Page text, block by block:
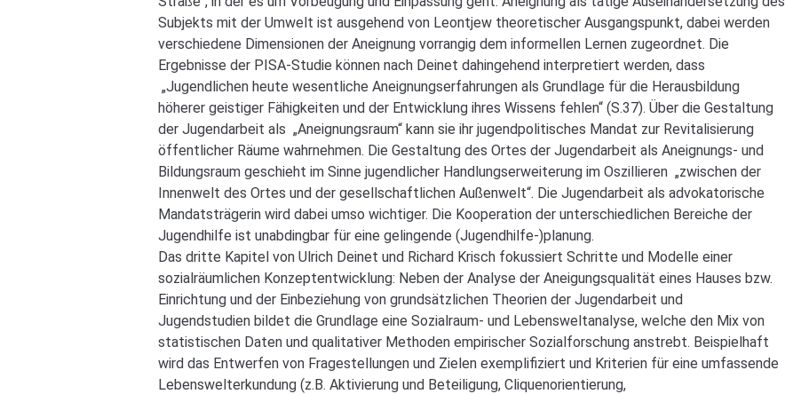
Subjekts mit der Umwelt ist ausgehend von Leontjew theoretischer Ausgangspunkt, dabei werden
verschiedene Dimensionen der Aneignung vorrangig dem informellen Lernen zugeordnet. Die
Ergebnisse der PISA-Studie können nach Deinet dahingehend interpretiert werden, dass
„Jugendlichen heute wesentliche Aneignungserfahrungen als Grundlage für die Herausbildung
höherer geistiger Fähigkeiten und der Entwicklung ihres Wissens fehlen“ (S.37). Über die Gestaltung
der Jugendarbeit als „Aneignungsraum“ kann sie ihr jugendpolitisches Mandat zur Revitalisierung
öffentlicher Räume wahrnehmen. Die Gestaltung des Ortes der Jugendarbeit als Aneignungs- und
Bildungsraum geschieht im Sinne jugendlicher Handlungserweiterung im Oszillieren „zwischen der
Innenwelt des Ortes und der gesellschaftlichen Außenwelt“. Die Jugendarbeit als advokatorische
Mandatsträgerin wird dabei umso wichtiger. Die Kooperation der unterschiedlichen Bereiche der
Jugendhilfe ist unabdingbar für eine gelingende (Jugendhilfe-)planung.
Das dritte Kapitel von Ulrich Deinet und Richard Krisch fokussiert Schritte und Modelle einer
sozialräumlichen Konzeptentwicklung: Neben der Analyse der Aneigungsqualität eines Hauses bzw.
Einrichtung und der Einbeziehung von grundsätzlichen Theorien der Jugendarbeit und
Jugendstudien bildet die Grundlage eine Sozialraum- und Lebensweltanalyse, welche den Mix von
statistischen Daten und qualitativer Methoden empirischer Sozialforschung anstrebt. Beispielhaft
wird das Entwerfen von Fragestellungen und Zielen exemplifiziert und Kriterien für eine umfassende
Lebenswelterkundung (z.B. Aktivierung und Beteiligung, Cliquenorientierung,